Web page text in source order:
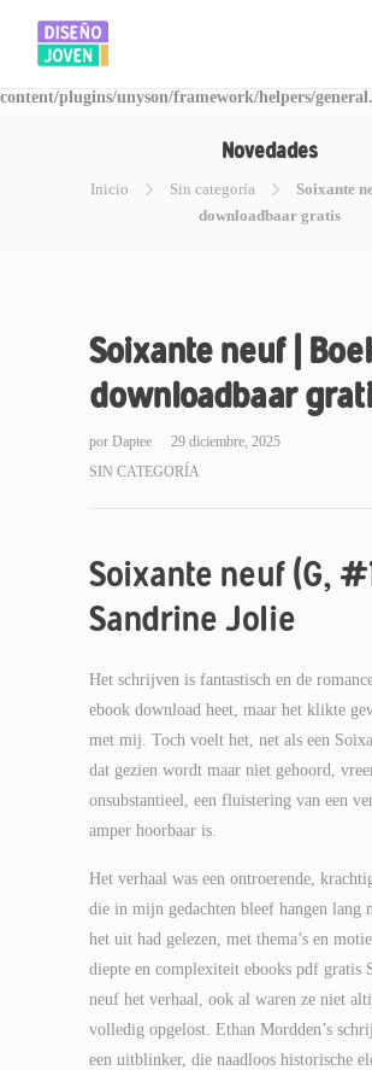
Warning: Invalid argument supplied for foreach() in
/www/disegnojoven.com.ar/htdocs/wp-
content/plugins/unyson/framework/helpers/
Novedades
Inicio Sin categoría
Soixante
downloadbaar gratis
Soixante neuf |
downloadbaar
por Daptee
29 diciembre, 2025
SIN CATEGORÍA
Soixante neuf (G,
Sandrine Jolie
Het schrijven is fantastisch en de
ebook download heet, maar het klikte
met mij. Toch voelt het, net als een
dat gezien wordt maar niet gehoord,
onsubstantieel, een fluistering van een
amper hoorbaar is.
Het verhaal was een ontroerende,
die in mijn gedachten bleef hangen lang
het uit had gelezen, met thema’s en
diepte en complexiteit ebooks pdf gratis
neuf het verhaal, ook al waren ze niet
volledig opgelost. Ethan Mordden’s
een uitblinker, die naadloos historische